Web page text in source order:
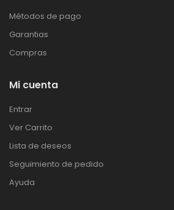
Métodos de pago
Garantias
Compras
Mi cuenta
Entrar
Ver Carrito
Lista de deseos
Seguimiento de pedido
Ayuda